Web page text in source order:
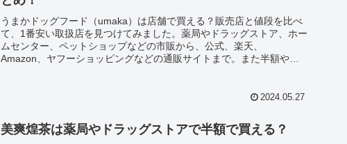
うまかドッグフード（umaka）は店舗で買える？販売店と値段を比べ
て、1番安い取扱店を見つけてみました。薬局やドラッグストア、ホー
ムセンター、ペットショップなどの市販から、公式、楽天、
Amazon、ヤフーショッピングなどの通販サイトまで。また半額やク
2024.05.27
美爽煌茶は薬局やドラッグストアで半額で買える？